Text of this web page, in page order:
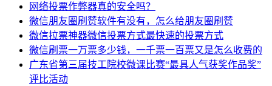
网络投票作弊器真的安全吗？
微信朋友圈刷赞软件有没有，怎么给朋友圈刷赞
微信拉票神器微信投票方式最快速的投票方式
微信刷票一万票多少钱，一千票一百票又是怎么收费的
广东省第三届技工院校微课比赛“最具人气获奖作品奖”
评比活动